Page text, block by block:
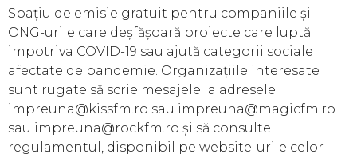
Spațiu de emisie gratuit pentru companiile și
ONG-urile care deșfășoară proiecte care luptă
impotriva COVID-19 sau ajută categorii sociale
afectate de pandemie. Organizațiile interesate
sunt rugate să scrie mesajele la adresele
impreuna@kissfm.ro sau impreuna@magicfm.ro
sau impreuna@rockfm.ro și să consulte
regulamentul, disponibil pe website-urile celor